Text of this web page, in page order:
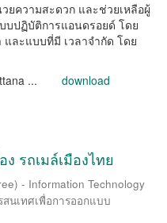
ยความสะดวก และช่วยเหลือผู้
บปฏิบัติการแอนดรอยด์ โดย
ละแบบที่มี เวลาจำกัด โดย
... download
รถเมล์เมืองไทย
- Information Technology
นเทศเพื่อการออกแบบ